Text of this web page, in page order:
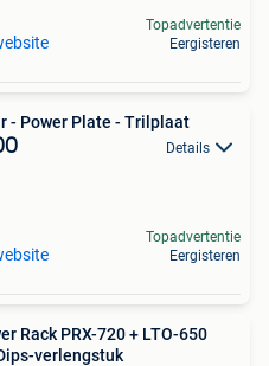
Topadvertentie
Eergisteren
- Power Plate - Trilplaat
Details
Topadvertentie
Eergisteren
Rack PRX-720 + LTO-650
verlengstuk